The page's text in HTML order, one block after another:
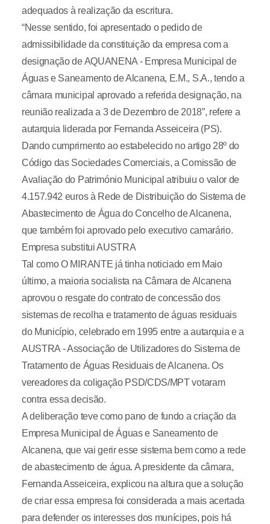
adequados à realização da escritura.
“Nesse sentido, foi apresentado o pedido de
admissibilidade da constituição da empresa com a
designação de AQUANENA - Empresa Municipal de
Águas e Saneamento de Alcanena, E.M., S.A., tendo a
câmara municipal aprovado a referida designação, na
reunião realizada a 3 de Dezembro de 2018”, refere a
autarquia liderada por Fernanda Asseiceira (PS).
Dando cumprimento ao estabelecido no artigo 28º do
Código das Sociedades Comerciais, a Comissão de
Avaliação do Património Municipal atribuiu o valor de
4.157.942 euros à Rede de Distribuição do Sistema de
Abastecimento de Água do Concelho de Alcanena,
que também foi aprovado pelo executivo camarário.
Empresa substitui AUSTRA
Tal como O MIRANTE já tinha noticiado em Maio
último, a maioria socialista na Câmara de Alcanena
aprovou o resgate do contrato de concessão dos
sistemas de recolha e tratamento de águas residuais
do Município, celebrado em 1995 entre a autarquia e a
AUSTRA - Associação de Utilizadores do Sistema de
Tratamento de Águas Residuais de Alcanena. Os
vereadores da coligação PSD/CDS/MPT votaram
contra essa decisão.
A deliberação teve como pano de fundo a criação da
Empresa Municipal de Águas e Saneamento de
Alcanena, que vai gerir esse sistema bem como a rede
de abastecimento de água. A presidente da câmara,
Fernanda Asseiceira, explicou na altura que a solução
de criar essa empresa foi considerada a mais acertada
para defender os interesses dos munícipes, pois há